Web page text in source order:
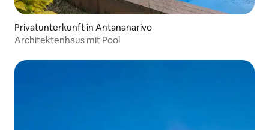
Privatunterkunft in Antananarivo
Architektenhaus mit Pool